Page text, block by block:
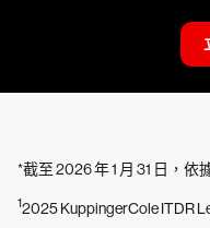
*截至 2026 年 1 月 31 日，依
12025 KuppingerCole ITDR